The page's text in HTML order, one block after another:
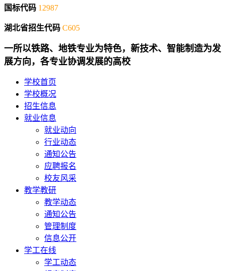
国标代码 12987
湖北省招生代码 C605
一所以铁路、地铁专业为特色，新技术、智能制造为发
展方向，各专业协调发展的高校
学校首页
学校概况
招生信息
就业信息
就业动向
行业动态
通知公告
应聘报名
校友风采
教学教研
教学动态
通知公告
管理制度
信息公开
学工在线
学工动态